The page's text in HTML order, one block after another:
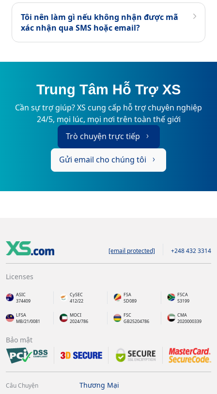
Tôi nên làm gì nếu không nhận được mã
xác nhận qua SMS hoặc email?
Trung Tâm Hỗ Trợ XS
Cần sự trợ giúp? XS cung cấp hỗ trợ chuyên nghiệp
24/5, mọi lúc, mọi nơi trên toàn thế giới
Trò chuyện trực tiếp
Gửi email cho chúng tôi
[email protected] +248 432 3314
Licenses
ASIC
374409
CySEC
412/22
FSA
SD089
FSCA
53199
LFSA
MB/21/0081
MOCI
2024/786
FSC
GB25204786
CMA
2020000339
Bảo mật
Câu Chuyện
Thương Mại